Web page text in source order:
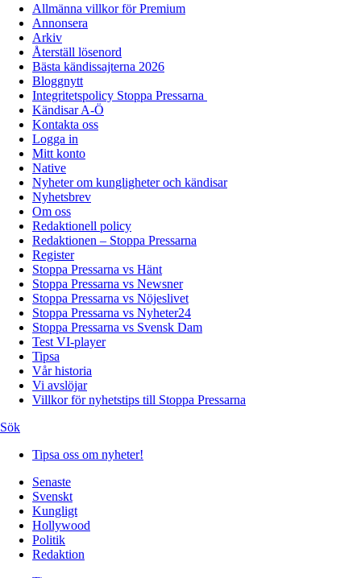
Allmänna villkor för Premium
Annonsera
Arkiv
Återställ lösenord
Bästa kändissajterna 2026
Bloggnytt
Integritetspolicy Stoppa Pressarna
Kändisar A-Ö
Kontakta oss
Logga in
Mitt konto
Native
Nyheter om kungligheter och kändisar
Nyhetsbrev
Om oss
Redaktionell policy
Redaktionen – Stoppa Pressarna
Register
Stoppa Pressarna vs Hänt
Stoppa Pressarna vs Newsner
Stoppa Pressarna vs Nöjeslivet
Stoppa Pressarna vs Nyheter24
Stoppa Pressarna vs Svensk Dam
Test VI-player
Tipsa
Vår historia
Vi avslöjar
Villkor för nyhetstips till Stoppa Pressarna
Sök
Tipsa oss om nyheter!
Senaste
Svenskt
Kungligt
Hollywood
Politik
Redaktion